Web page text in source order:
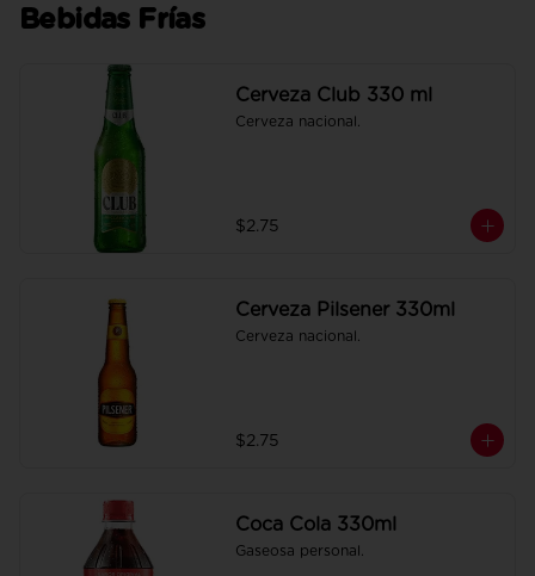
Bebidas Frías
Cerveza Club 330 ml
Cerveza nacional.
$2.75
Cerveza Pilsener 330ml
Cerveza nacional.
$2.75
Coca Cola 330ml
Gaseosa personal.